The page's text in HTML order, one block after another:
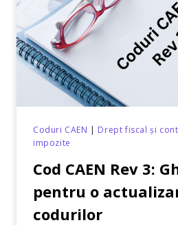
ACȚIONARII
Coduri CAEN | Drept fiscal și
impozite
Cod CAEN Rev 3:
pentru o
codurilor